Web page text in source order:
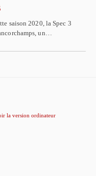
saison 2020, la Spec 3
un…
la version ordinateur